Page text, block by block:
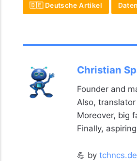
🇩🇪 Deutsche Artikel
Christian
Founder and
Also,
Moreover, big
Finally,
💪 by tchncs.de